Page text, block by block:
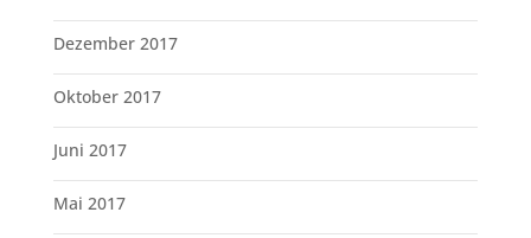
Dezember 2017
Oktober 2017
Juni 2017
Mai 2017